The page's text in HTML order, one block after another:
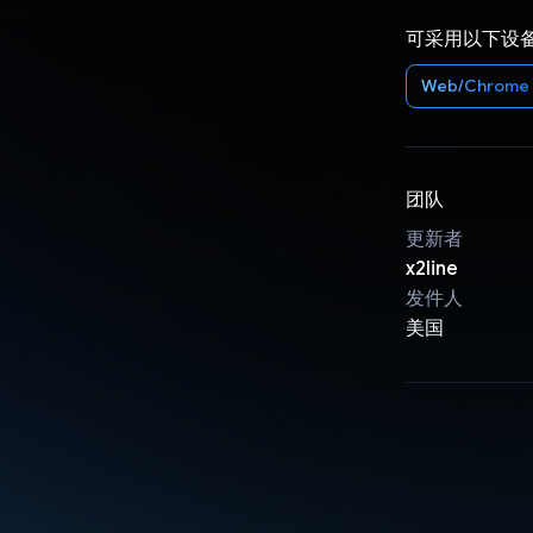
可采用以下设
Web/Chrome
团队
更新者
x2line
发件人
美国